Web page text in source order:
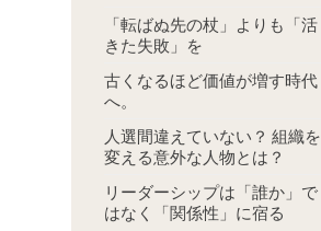
「転ばぬ先の杖」よりも「活
きた失敗」を
古くなるほど価値が増す時代
へ。
人選間違えていない？ 組織を
変える意外な人物とは？
リーダーシップは「誰か」で
はなく「関係性」に宿る